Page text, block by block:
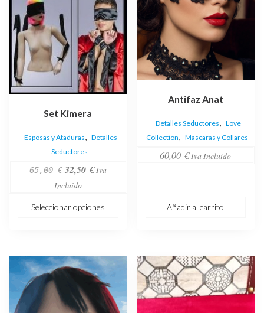
Set Kimera
Esposas y Ataduras, Detalles
Seductores
65,00€ El
precio
era:
32,50 €El
es:
Iva
Incluido
Seleccionar opciones
pueden
elegir
en
la
página
de
Antifaz Anat
Detalles Seductores, Love
Collection, Mascaras y Collares
60,00 € Iva Incluido
Añadir al carrito
Este
producto
tiene
múltiples